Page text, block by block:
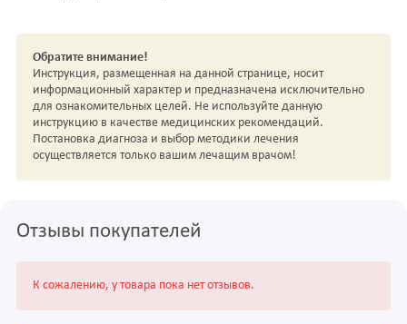
Обратите внимание!
Инструкция, размещенная на данной странице, носит
информационный характер и предназначена исключительно
для ознакомительных целей. Не используйте данную
инструкцию в качестве медицинских рекомендаций.
Постановка диагноза и выбор методики лечения
осуществляется только вашим лечащим врачом!
Отзывы покупателей
К сожалению, у товара пока нет отзывов.